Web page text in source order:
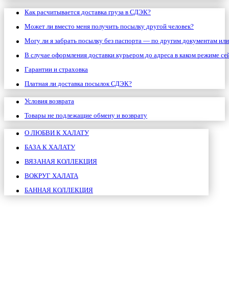
Как расчитывается доставка груза в СДЭК?
Может ли вместо меня получить посылку другой человек?
Могу ли я забрать посылку без паспорта — по другим документам
В случае оформления доставки курьером до адреса в каком режиме
Гарантии и страховка
Платная ли доставка посылок СДЭК?
Условия возврата
Товары не подлежащие обмену и возврату
О ЛЮБВИ К ХАЛАТУ
БАЗА К ХАЛАТУ
ВЯЗАНАЯ КОЛЛЕКЦИЯ
ВОКРУГ ХАЛАТА
БАННАЯ КОЛЛЕКЦИЯ